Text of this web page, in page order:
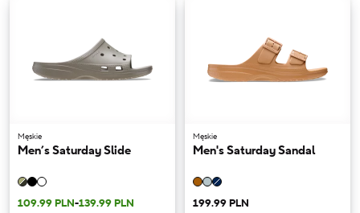
Męskie
Men’s Saturday Slide
109.99 PLN-139.99 PLN
Męskie
Men's Saturday Sandal
199.99 PLN